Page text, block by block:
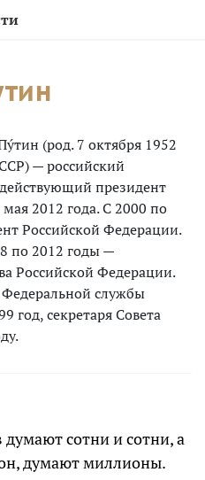
(род. 7 октября 1952
— российский
президент
2012 года. С 2000 по
Российской Федерации.
по 2012 годы —
Российской Федерации.
службы
год, секретаря Совета
сотни и сотни, а
думают миллионы.